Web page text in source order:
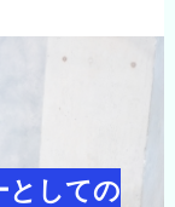
としての